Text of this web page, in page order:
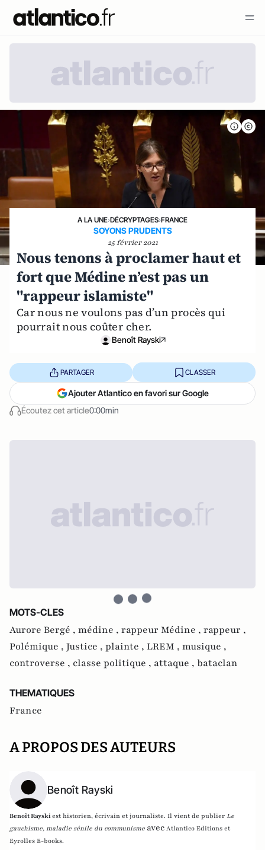
A LA UNE›DÉCRYPTAGES›FRANCE
SOYONS PRUDENTS
25 février 2021
Nous tenons à proclamer haut et
fort que Médine n’est pas un
"rappeur islamiste"
Car nous ne voulons pas d’un procès qui
pourrait nous coûter cher.
Benoît Rayski
Écoutez cet article0:00min
PARTAGER CLASSER
Ajouter Atlantico en favori sur Google
MOTS-CLES
Aurore Bergé , médine , rappeur Médine , rappeur ,
Polémique , Justice , plainte , LREM , musique ,
controverse , classe politique , attaque , bataclan
THEMATIQUES
France
A PROPOS DES AUTEURS
Benoît Rayski
Benoît Rayskiest historien, écrivain et journaliste. Il vient de publier Le
gauchisme, maladie sénile du communisme avec Atlantico Editions et
Eyrolles E-books.